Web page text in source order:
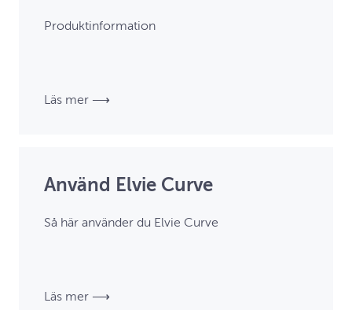
Produktinformation
Läs mer ⟶
Använd Elvie Curve
Så här använder du Elvie Curve
Läs mer ⟶